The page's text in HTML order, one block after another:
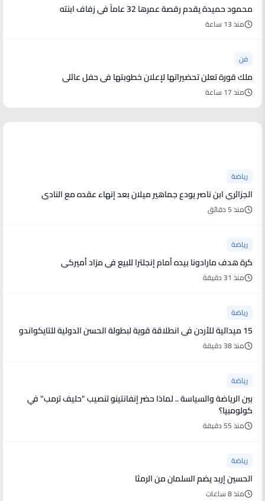
محمود حميدة يقدم رقصة عمرها 32 عاماً في زفاف ابنته
منذ 13 ساعة
فن
ملك قورة تعلن تحضيراتها لإعلان خطوبتها في حفل عائلي
منذ 17 ساعة
رياضة
الجزائري ابن ناصر يودع جماهير ميلان بعد إنهاء عقده مع النادي
منذ 5 دقائق
رياضة
كرة هدف مارادونا بيده أمام إنجلترا للبيع في مزاد أميركي
منذ 31 دقيقة
رياضة
15 ميدالية للأردن في انطلاقة قوية لبطولة الحسن الدولية للتايكواندو
منذ 38 دقيقة
رياضة
بين الرياضة والسياسة .. لماذا حضر إنفانتينو تنصيب "حليف ترمب" في
كولومبيا؟
منذ 55 دقيقة
رياضة
الحسين إربد يضم السلمان من الرمثا
منذ 8 ساعات